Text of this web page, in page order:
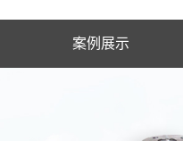
案例展示